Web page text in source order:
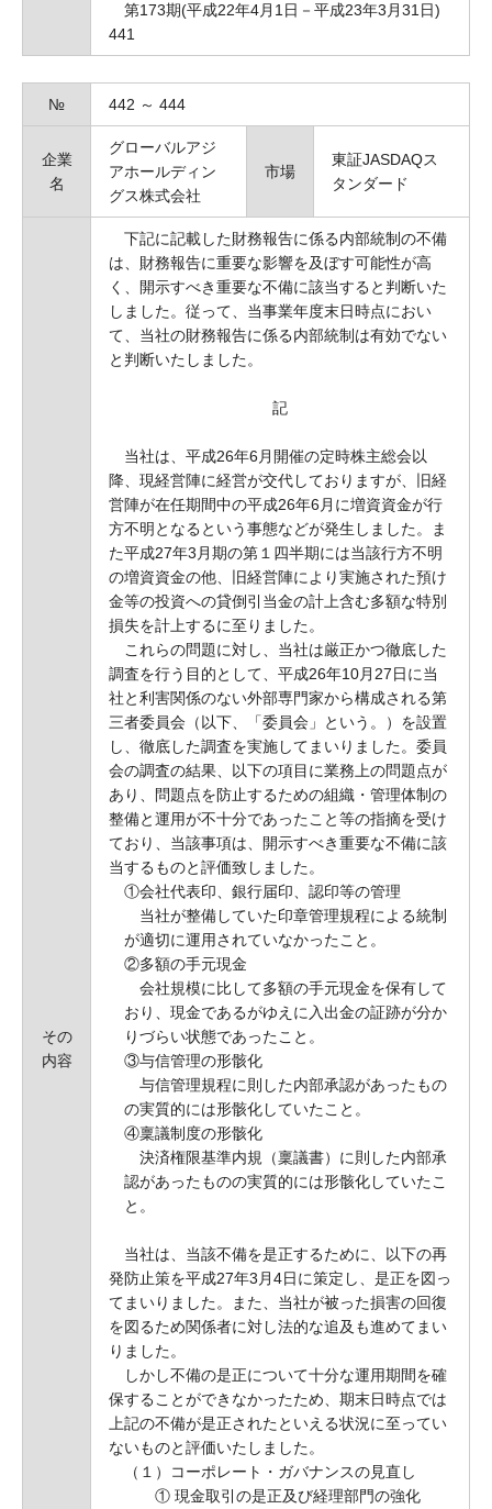
第173期(平成22年4月1日－平成23年3月31日)
441
№ 442 ～ 444
企業
名
グローバルアジ
アホールディン
グス株式会社
市場
東証JASDAQス
タンダード
その
内容
下記に記載した財務報告に係る内部統制の不備
は、財務報告に重要な影響を及ぼす可能性が高
く、開示すべき重要な不備に該当すると判断いた
しました。従って、当事業年度末日時点におい
て、当社の財務報告に係る内部統制は有効でない
と判断いたしました。
記
当社は、平成26年6月開催の定時株主総会以
降、現経営陣に経営が交代しておりますが、旧経
営陣が在任期間中の平成26年6月に増資資金が行
方不明となるという事態などが発生しました。ま
た平成27年3月期の第１四半期には当該行方不明
の増資資金の他、旧経営陣により実施された預け
金等の投資への貸倒引当金の計上含む多額な特別
損失を計上するに至りました。
これらの問題に対し、当社は厳正かつ徹底した
調査を行う目的として、平成26年10月27日に当
社と利害関係のない外部専門家から構成される第
三者委員会（以下、「委員会」という。）を設置
し、徹底した調査を実施してまいりました。委員
会の調査の結果、以下の項目に業務上の問題点が
あり、問題点を防止するための組織・管理体制の
整備と運用が不十分であったこと等の指摘を受け
ており、当該事項は、開示すべき重要な不備に該
当するものと評価致しました。
①会社代表印、銀行届印、認印等の管理
当社が整備していた印章管理規程による統制
が適切に運用されていなかったこと。
②多額の手元現金
会社規模に比して多額の手元現金を保有して
おり、現金であるがゆえに入出金の証跡が分か
りづらい状態であったこと。
③与信管理の形骸化
与信管理規程に則した内部承認があったもの
の実質的には形骸化していたこと。
④稟議制度の形骸化
決済権限基準内規（稟議書）に則した内部承
認があったものの実質的には形骸化していたこ
と。
当社は、当該不備を是正するために、以下の再
発防止策を平成27年3月4日に策定し、是正を図っ
てまいりました。また、当社が被った損害の回復
を図るため関係者に対し法的な追及も進めてまい
りました。
しかし不備の是正について十分な運用期間を確
保することができなかったため、期末日時点では
上記の不備が是正されたといえる状況に至ってい
ないものと評価いたしました。
（１）コーポレート・ガバナンスの見直し
① 現金取引の是正及び経理部門の強化